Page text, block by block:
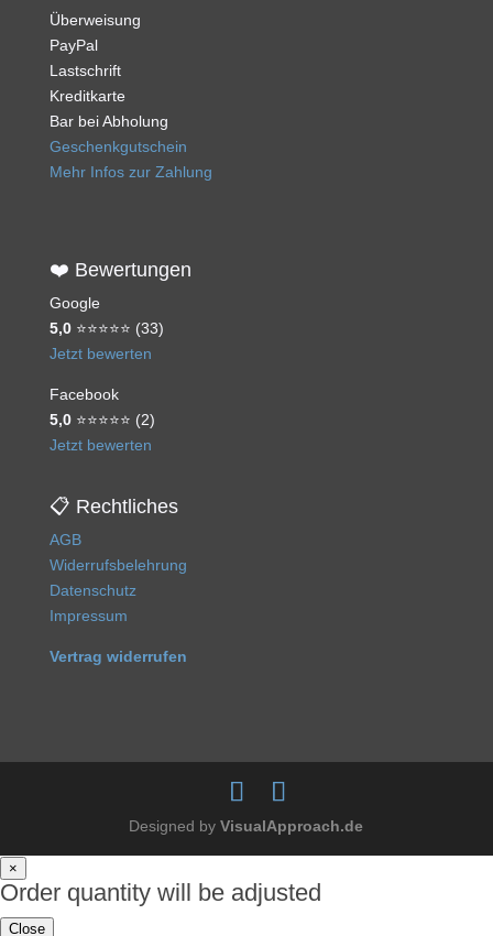
Überweisung
PayPal
Lastschrift
Kreditkarte
Bar bei Abholung
Geschenkgutschein
Mehr Infos zur Zahlung
❤️ Bewertungen
Google
5,0⭐⭐⭐⭐⭐ (33)
Jetzt bewerten
Facebook
5,0⭐⭐⭐⭐⭐ (2)
Jetzt bewerten
📋 Rechtliches
AGB
Widerrufsbelehrung
Datenschutz
Impressum
Vertrag widerrufen
Designed byVisualApproach.de
×
Order quantity will be adjusted
Close